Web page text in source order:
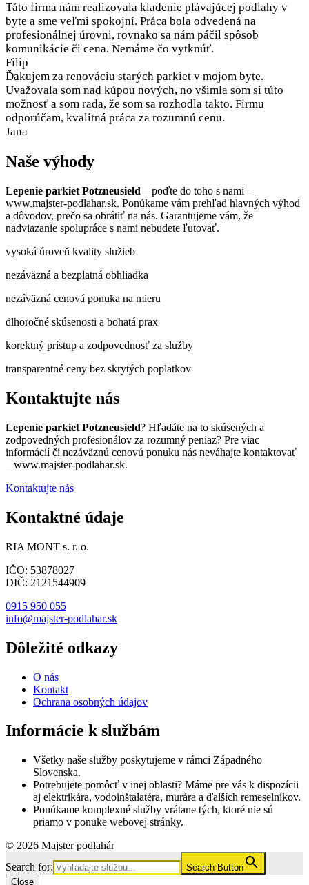
Táto firma nám realizovala kladenie plávajúcej podlahy v
byte a sme veľmi spokojní. Práca bola odvedená na
profesionálnej úrovni, rovnako sa nám páčil spôsob
komunikácie či cena. Nemáme čo vytknúť.
Filip
Ďakujem za renováciu starých parkiet v mojom byte.
Uvažovala som nad kúpou nových, no všimla som si túto
možnosť a som rada, že som sa rozhodla takto. Firmu
odporúčam, kvalitná práca za rozumnú cenu.
Jana
Naše výhody
Lepenie parkiet Potzneusield – poďte do toho s nami –
www.majster-podlahar.sk. Ponúkame vám prehľad hlavných výhod
a dôvodov, prečo sa obrátiť na nás. Garantujeme vám, že
nadviazanie spolupráce s nami nebudete ľutovať.
vysoká úroveň kvality služieb
nezáväzná a bezplatná obhliadka
nezáväzná cenová ponuka na mieru
dlhoročné skúsenosti a bohatá prax
korektný prístup a zodpovednosť za služby
transparentné ceny bez skrytých poplatkov
Kontaktujte nás
Lepenie parkiet Potzneusield? Hľadáte na to skúsených a
zodpovedných profesionálov za rozumný peniaz? Pre viac
informácií či nezáväznú cenovú ponuku nás neváhajte kontaktovať
– www.majster-podlahar.sk.
Kontaktujte nás
Kontaktné údaje
RIA MONT s. r. o.
IČO: 53878027
DIČ: 2121544909
0915 950 055
info@majster-podlahar.sk
Dôležité odkazy
O nás
Kontakt
Ochrana osobných údajov
Informácie k službám
Všetky naše služby poskytujeme v rámci Západného
Slovenska.
Potrebujete pomôcť v inej oblasti? Máme pre vás k dispozícii
aj elektrikára, vodoinštalatéra, murára a ďalších remeselníkov.
Ponúkame komplexné služby vrátane tých, ktoré nie sú
priamo v ponuke webovej stránky.
© 2026 Majster podlahár
Search for:
Search Button
Close